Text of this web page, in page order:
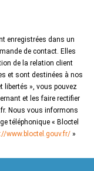
enregistrées dans un
de contact. Elles
de la relation client
et sont destinées à nos
libertés », vous pouvez
et les faire rectifier
Nous vous informons
téléphonique « Bloctel
www.bloctel.gouv.fr/ »